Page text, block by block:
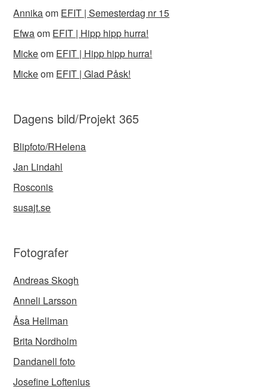
Annikaom EFIT | Semesterdag nr 15
Efwaom EFIT | Hipp hipp hurra!
Mickeom EFIT | Hipp hipp hurra!
Mickeom EFIT | Glad Påsk!
Dagens bild/Projekt 365
Blipfoto/RHelena
Jan Lindahl
Rosconis
susajt.se
Fotografer
Andreas Skogh
Anneli Larsson
Åsa Hellman
Brita Nordholm
Dandanell foto
Josefine Loftenius